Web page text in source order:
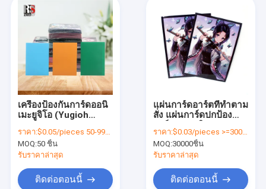
เครื่องป้องกันการ์ดออนิ
เมะยูจิโอ (Yugioh
ราคา:$0.05/pieces 50-99999 pieces
MOQ:50 ชิ้น
รับราคาล่าสุด
ติดต่อตอนนี้
แผ่นการ์ดอาร์ตที่ทําตาม
สั่ง แผ่นการ์ดปกป้อง
ราคา:$0.03/pieces >=30000 pieces
MOQ:30000ชิ้น
รับราคาล่าสุด
ติดต่อตอนนี้